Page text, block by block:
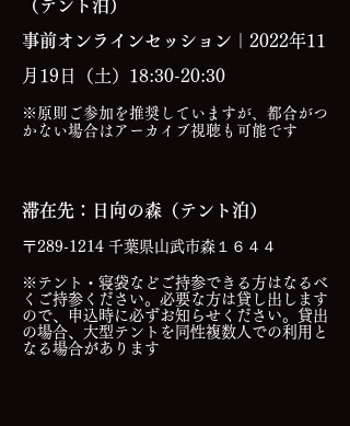
ムを提供。また、私たちが自分の内側や周り
の人、自然とのつながりを思い出す探求と実
（テント泊）
事前オンラインセッション｜ 2022年11
月19日（土）18:30-20:30
※原則ご参加を推奨していますが、都合がつ
かない場合はアーカイブ視聴も可能です
滞在先：日向の森（テント泊）
〒289-1214 千葉県山武市森１６４４
※テント・寝袋などご持参できる方はなるべ
くご持参ください。必要な方は貸し出します
ので、申込時に必ずお知らせください。貸出
の場合、大型テントを同性複数人での利用と
なる場合があります